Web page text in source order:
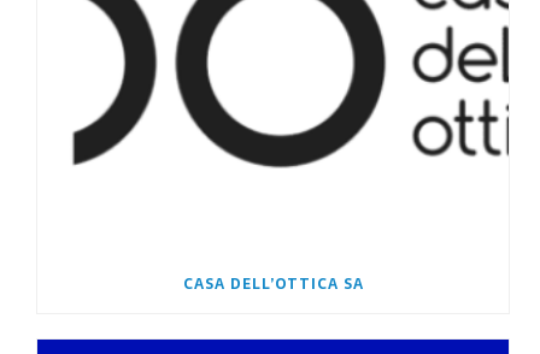
CASA DELL’OTTICA SA